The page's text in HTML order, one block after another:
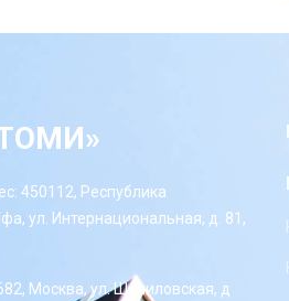
450112, Республика
ул. Интернациональная, д. 81,
Москва, ул. Шипиловская, д